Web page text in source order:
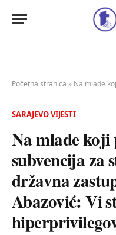
Početna stranica » Na mlade koji protestvuju
SARAJEVO VIJESTI
Na mlade
subvencija za
državna
Abazović: Vi